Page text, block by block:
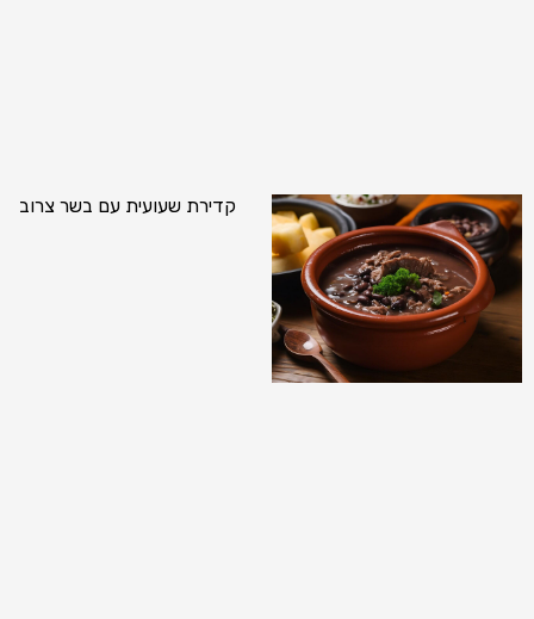
קדירת שעועית עם בשר צרוב